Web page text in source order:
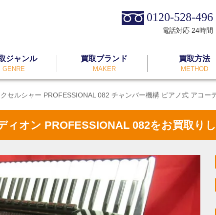
0120-528-496
電話対応 24時間
ジャンル
GENRE
買取ブランド
MAKER
買取方法
METHOD
セルシャー PROFESSIONAL 082 チャンバー機構 ピアノ式 アコー
ィオン PROFESSIONAL 082をお買取り